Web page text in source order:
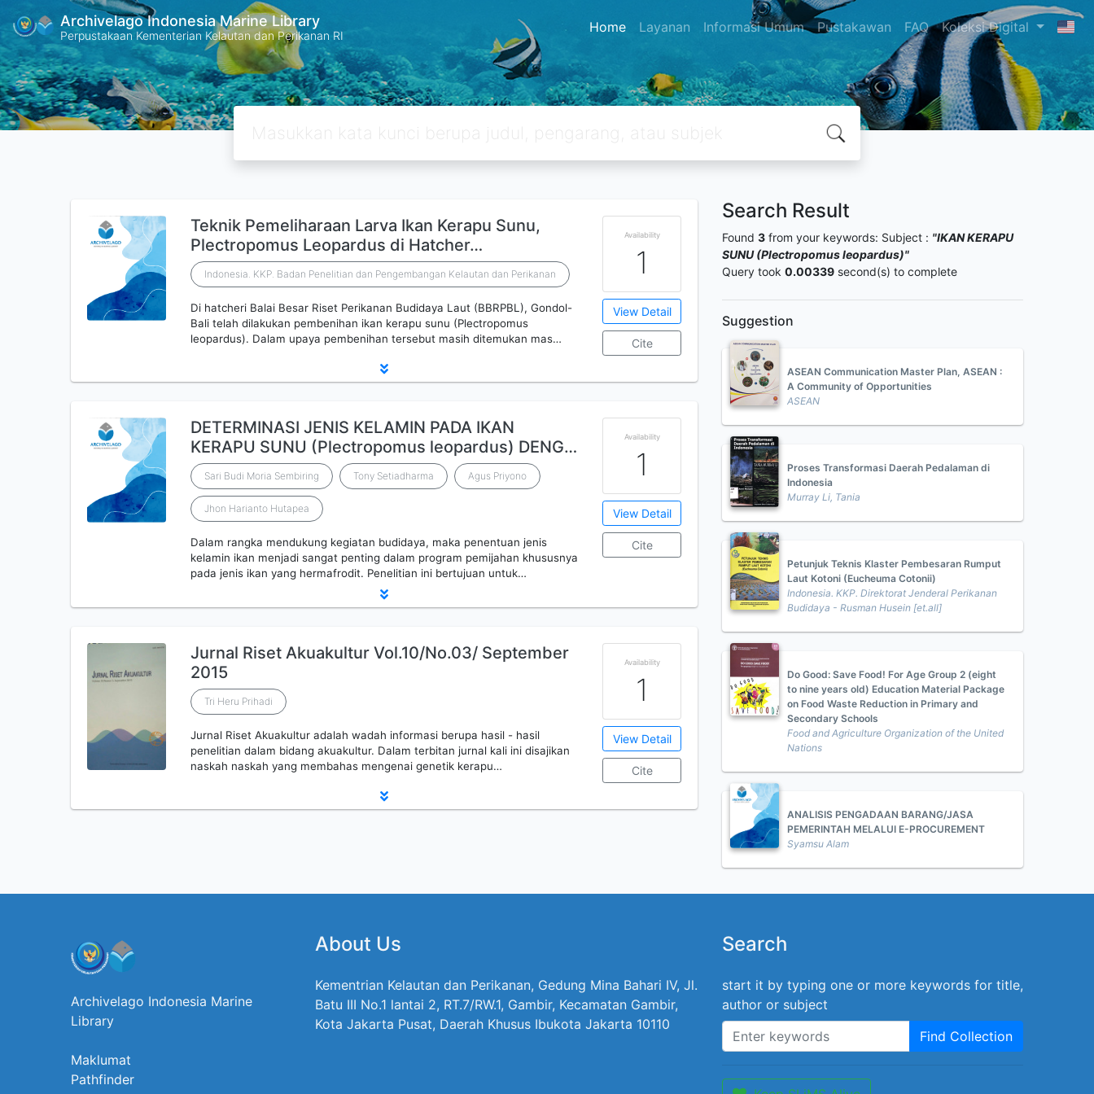
Archivelago Indonesia Marine Library
Perpustakaan Kementerian Kelautan dan Perikanan RI Home Layanan Informasi Umum Pustakawan FAQ Koleksi Digital
Teknik Pemeliharaan Larva Ikan Kerapu Sunu,
Plectropomus Leopardus di Hatcher…
Indonesia. KKP. Badan Penelitian dan Pengembangan Kelautan dan Perikanan
Di hatcheri Balai Besar Riset Perikanan Budidaya Laut (BBRPBL), Gondol-
Bali telah dilakukan pembenihan ikan kerapu sunu (Plectropomus
leopardus). Dalam upaya pembenihan tersebut masih ditemukan mas…
Availability
1
View Detail
Cite
DETERMINASI JENIS KELAMIN PADA IKAN
KERAPU SUNU (Plectropomus leopardus) DENG…
Sari Budi Moria Sembiring Tony Setiadharma Agus Priyono
Jhon Harianto Hutapea
Dalam rangka mendukung kegiatan budidaya, maka penentuan jenis
kelamin ikan menjadi sangat penting dalam program pemijahan khususnya
pada jenis ikan yang hermafrodit. Penelitian ini bertujuan untuk…
Availability
1
View Detail
Cite
Jurnal Riset Akuakultur Vol.10/No.03/ September
2015
Tri Heru Prihadi
Jurnal Riset Akuakultur adalah wadah informasi berupa hasil - hasil
penelitian dalam bidang akuakultur. Dalam terbitan jurnal kali ini disajikan
naskah naskah yang membahas mengenai genetik kerapu…
Availability
1
View Detail
Cite
Search Result
Found 3 from your keywords: Subject : "IKAN KERAPU
SUNU (Plectropomus leopardus)"
Query took 0.00339 second(s) to complete
Suggestion
ASEAN Communication Master Plan, ASEAN :
A Community of Opportunities
ASEAN
Proses Transformasi Daerah Pedalaman di
Indonesia
Murray Li, Tania
Petunjuk Teknis Klaster Pembesaran Rumput
Laut Kotoni (Eucheuma Cotonii)
Indonesia. KKP. Direktorat Jenderal Perikanan
Budidaya - Rusman Husein [et.all]
Do Good: Save Food! For Age Group 2 (eight
to nine years old) Education Material Package
on Food Waste Reduction in Primary and
Secondary Schools
Food and Agriculture Organization of the United
Nations
ANALISIS PENGADAAN BARANG/JASA
PEMERINTAH MELALUI E-PROCUREMENT
Syamsu Alam
Archivelago Indonesia Marine
Library
Maklumat
Pathfinder
About Us
Kementrian Kelautan dan Perikanan, Gedung Mina Bahari IV, Jl.
Batu III No.1 lantai 2, RT.7/RW.1, Gambir, Kecamatan Gambir,
Kota Jakarta Pusat, Daerah Khusus Ibukota Jakarta 10110
Search
start it by typing one or more keywords for title,
author or subject
Find Collection